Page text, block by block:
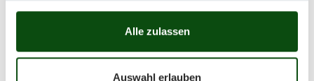
Alle zulassen
Auswahl erlauben
Garching-Hochbrück
Sport
Trainer C Breitensport Ausbildung Gewehr